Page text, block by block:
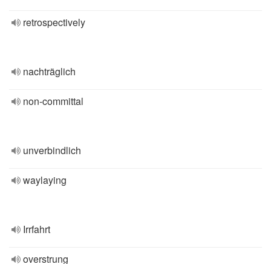
retrospectively
nachträglich
non-committal
unverbindlich
waylaying
Irrfahrt
overstrung